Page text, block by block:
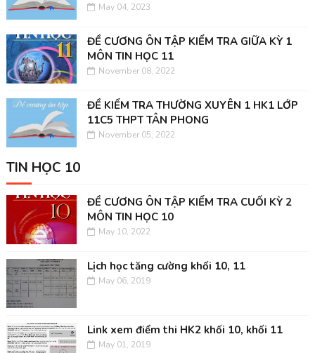
May 04, 2023
ĐỀ CƯƠNG ÔN TẬP KIỂM TRA GIỮA KỲ 1
MÔN TIN HỌC 11
November 08, 2022
ĐỀ KIỂM TRA THƯỜNG XUYÊN 1 HK1 LỚP
11C5 THPT TÂN PHONG
November 05, 2022
TIN HỌC 10
ĐỀ CƯƠNG ÔN TẬP KIỂM TRA CUỐI KỲ 2
MÔN TIN HỌC 10
May 10, 2022
Lịch học tăng cường khối 10, 11
May 06, 2019
Link xem điểm thi HK2 khối 10, khối 11
May 01, 2019